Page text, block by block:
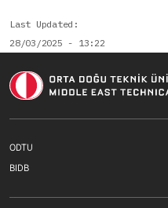
Last Updated
28/03/2025 - 13:22
Footer menu 1 TR
ODTU
Footer menu 3 TR
BIDB